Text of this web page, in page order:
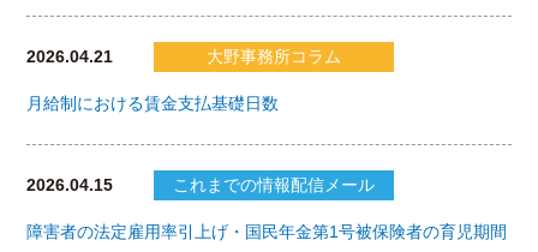
2026.04.21 大野事務所コラム
月給制における賃金支払基礎日数
2026.04.15 これまでの情報配信メール
障害者の法定雇用率引上げ・国民年金第1号被保険者の育児期間